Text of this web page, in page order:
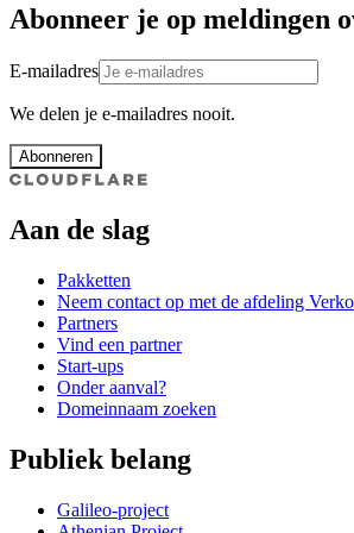
Abonneer je op meldingen
E-mailadres
We delen je e-mailadres nooit.
Abonneren
Aan de slag
Pakketten
Neem contact op met de afdeling
Partners
Vind een partner
Start-ups
Onder aanval?
Domeinnaam zoeken
Publiek belang
Galileo-project